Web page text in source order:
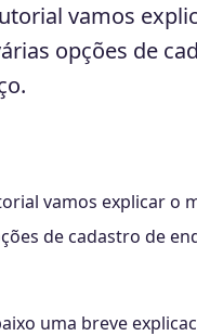
vamos
opções de
vamos explicar o
de cadastro de
uma breve